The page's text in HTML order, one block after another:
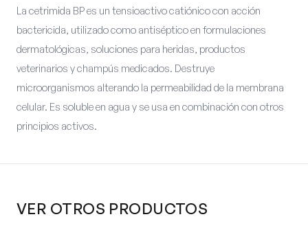
La cetrimida BP es un tensioactivo catiónico con acción
bactericida, utilizado como antiséptico en formulaciones
dermatológicas, soluciones para heridas, productos
veterinarios y champús medicados. Destruye
microorganismos alterando la permeabilidad de la membrana
celular. Es soluble en agua y se usa en combinación con otros
principios activos.
VER OTROS PRODUCTOS